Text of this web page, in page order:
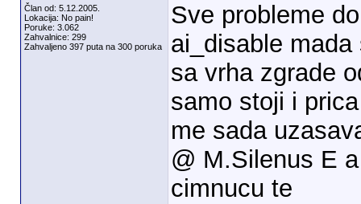
Član od: 5.12.2005.
Lokacija: No pain!
Poruke: 3.062
Zahvalnice: 299
Zahvaljeno 397 puta na 300 poruka
Sve probleme
ai_disable
sa vrha zgrade
samo stoji i
me sada
@ M.Silenus E
cimnucu te